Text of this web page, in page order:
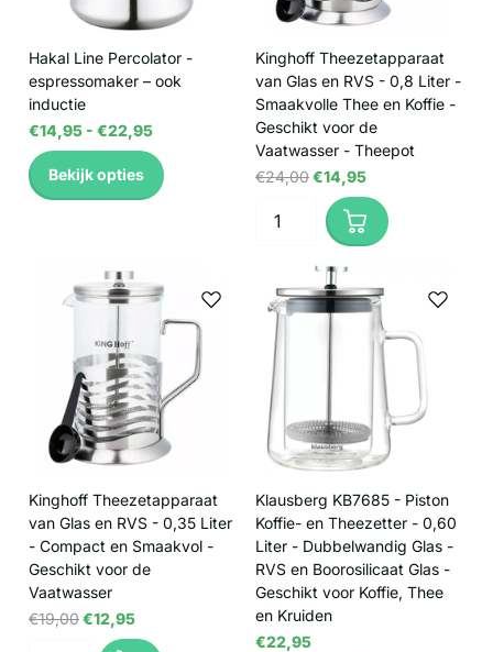
Hakal Line Percolator -
espressomaker – ook
inductie
€14,95 - €22,95
Bekijk opties
Kinghoff Theezetapparaat
van Glas en RVS - 0,8 Liter -
Smaakvolle Thee en Koffie -
Geschikt voor de
Vaatwasser - Theepot
€24,00€14,95
Kinghoff Theezetapparaat
van Glas en RVS - 0,35 Liter
- Compact en Smaakvol -
Geschikt voor de
Vaatwasser
€19,00€12,95
Klausberg KB7685 - Piston
Koffie- en Theezetter - 0,60
Liter - Dubbelwandig Glas -
RVS en Boorosilicaat Glas -
Geschikt voor Koffie, Thee
en Kruiden
€22,95